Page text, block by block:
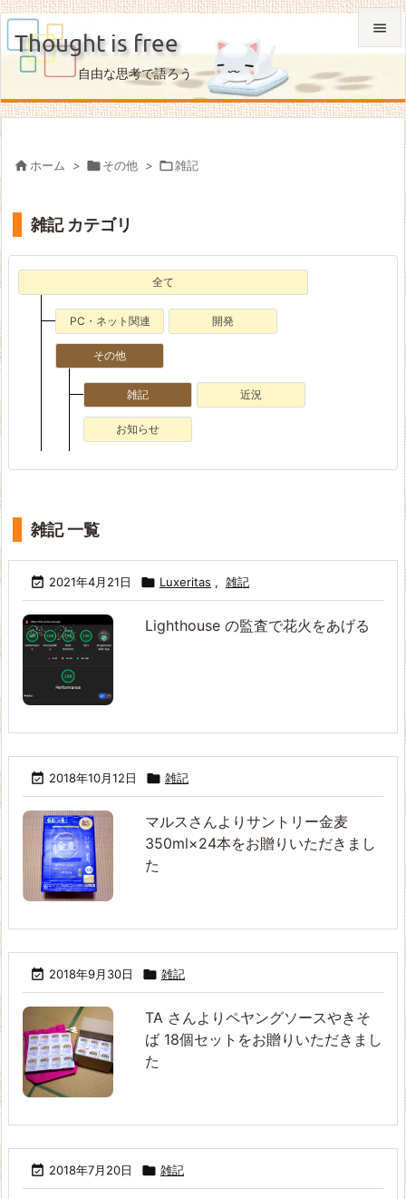
Thought is free
自由な思考で語ろう

メニュ


 ホーム > その他 > 雑記
雑記 カテゴリ
全て
PC・ネット関連 開発
その他
雑記 近況
お知らせ
雑記 一覧
 2021年4月21日  Luxeritas , 雑記
Lighthouse の監査で花火をあげる
 2018年10月12日  雑記
マルスさんよりサントリー金麦
350ml×24本をお贈りいただきまし
た
 2018年9月30日  雑記
TA さんよりペヤングソースやきそ
ば 18個セットをお贈りいただきまし
た
 2018年7月20日  雑記